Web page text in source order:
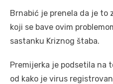
Brnabić je prenela da je
koji se bave ovim
sastanku Kriznog štaba.
Premijerka je podsetila na
od kako je virus